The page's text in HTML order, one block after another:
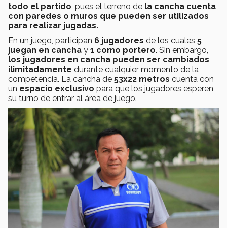
todo el partido, pues el terreno de la cancha cuenta
con paredes o muros que pueden ser utilizados
para realizar jugadas.
En un juego, participan 6 jugadores de los cuales 5
juegan en cancha y 1 como portero. Sin embargo,
los jugadores en cancha pueden ser cambiados
ilimitadamente durante cualquier momento de la
competencia. La cancha de 53x22 metros cuenta con
un espacio exclusivo para que los jugadores esperen
su turno de entrar al área de juego.